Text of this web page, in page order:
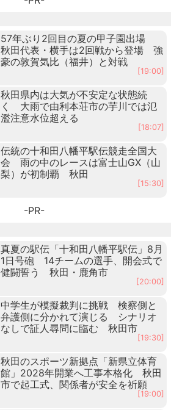
57年ぶり2回目の夏の甲子園出場
秋田代表・横手は2回戦から登場 強
豪の敦賀気比（福井）と対戦
[19:00]
秋田県内は大気が不安定な状態続
く 大雨で由利本荘市の芋川では氾
濫注意水位超える
[18:07]
伝統の十和田八幡平駅伝競走全国大
会 雨の中のレースは富士山GX（山
梨）が初制覇 秋田
[15:30]
-PR-
真夏の駅伝「十和田八幡平駅伝」8月
1日号砲 14チームの選手、開会式で
健闘誓う 秋田・鹿角市
[20:00]
中学生が模擬裁判に挑戦 検察側と
弁護側に分かれて演じる シナリオ
なしで証人尋問に臨む 秋田市
[19:30]
秋田のスポーツ新拠点「新県立体育
館」2028年開業へ工事本格化 秋田
市で起工式、関係者が安全を祈願
[19:00]